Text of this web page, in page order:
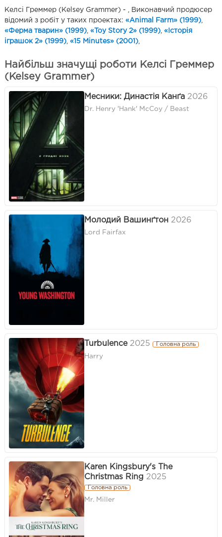
Келсі Греммер (Kelsey Grammer) - , Виконавчий продюсер
відомий з робіт у таких проектах: «Animal Farm» (1999)
«Ферма тварин» (1999) «Toy Story 2» (1999) «Історія
іграшок 2» (1999) «15 Minutes» (2001)
Найбільш значущі роботи Келсі Греммер
(Kelsey Grammer)
Месники: Династія Канґа 2026
Dr. Henry 'Hank' McCoy / Beast
Молодий Вашинґтон 2026
Lord Fairfax
Turbulence 2025 Головна роль
Harry
Karen Kingsbury's The
Christmas Ring 2025
Головна роль
Mr. Miller